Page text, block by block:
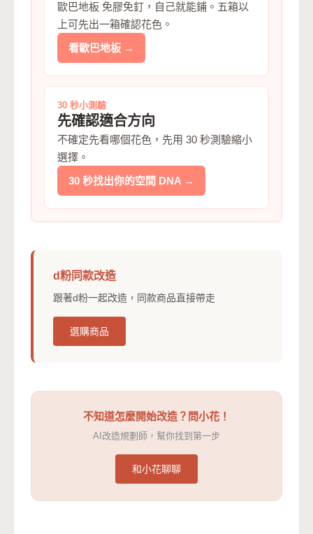
歐巴地板 免膠免釘，自己就能鋪。五箱以
上可先出一箱確認花色。
看歐巴地板 →
30 秒小測驗
先確認適合方向
不確定先看哪個花色，先用 30 秒測驗縮小
選擇。
30 秒找出你的空間 DNA →
d粉同款改造
跟著d粉一起改造，同款商品直接帶走
選購商品
不知道怎麼開始改造？問小花！
AI改造規劃師，幫你找到第一步
和小花聊聊